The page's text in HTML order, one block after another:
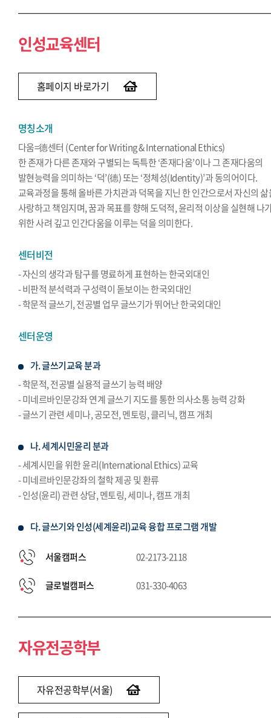
인성교육센터
홈페이지 바로가기
명칭소개
다움=德센터 (Center for Writing & International Ethics)
한 존재가 다른 존재와 구별되는 독특한 ‘존재다움’이나 그 존재다움의
발현능력을 의미하는 ‘덕’(德) 또는 ‘정체성(Identity)’과 동의어이다.
교육과정을 통해 올바른 가치관과 덕목을 지닌 한 인간으로서 자신의
사랑하고 책임지며, 꿈과 목표를 향해 도덕적, 윤리적 이상을 실현해 나
위한 사려 깊고 인간다움을 이루는 덕을 의미한다.
센터비전
- 자신의 생각과 탐구를 명료하게 표현하는 한국외대인
- 비판적 분석력과 구성력이 돋보이는 한국외대인
- 학문적 글쓰기, 전공별 업무 글쓰기가 뛰어난 한국외대인
센터운영
가. 글쓰기교육 분과
- 학문적, 전공별 실용적 글쓰기 능력 배양
- 미네르바인문강좌 연계 글쓰기 지도를 통한 의사소통 능력 강화
- 글쓰기 관련 세미나, 공모전, 멘토링, 클리닉, 캠프 개최
나. 세계시민윤리 분과
- 세계시민을 위한 윤리(International Ethics) 교육
- 미네르바인문강좌의 철학 제공 및 환류
- 인성(윤리) 관련 상담, 멘토링, 세미나, 캠프 개최
다. 글쓰기와 인성(세계윤리)교육 융합 프로그램 개발
서울캠퍼스 02-2173-2118
글로벌캠퍼스 031-330-4063
자유전공학부
자유전공학부(서울)